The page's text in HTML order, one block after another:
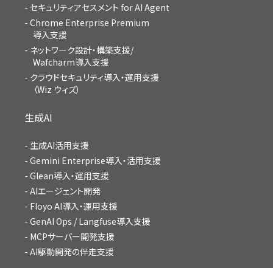
セキュリティアセスメント for AI Agent
Chrome Enterprise Premium
導入支援
ネットワーク設計・構築支援/
Wafcharm導入支援
クラウドセキュリティ導入・運用支援
（Wiz ウィズ）
生成AI
生成AI活用支援
Gemini Enterprise導入・活用支援
Glean導入・運用支援
AIエージェント開発
Floyo AI導入・運用支援
GenAI Ops / Langfuse導入支援
MCPサーバー開発支援
AI駆動開発の伴走支援